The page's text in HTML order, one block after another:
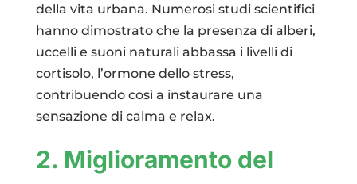
della vita urbana. Numerosi studi scientifici
hanno dimostrato che la presenza di alberi,
uccelli e suoni naturali abbassa i livelli di
cortisolo, l’ormone dello stress,
contribuendo così a instaurare una
sensazione di calma e relax.
2. Miglioramento del